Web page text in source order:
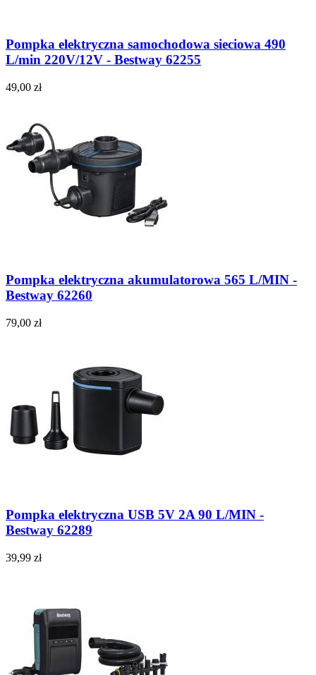
Pompka elektryczna samochodowa sieciowa 490
L/min 220V/12V - Bestway 62255
49,00 zł
Pompka elektryczna akumulatorowa 565 L/MIN -
Bestway 62260
79,00 zł
Pompka elektryczna USB 5V 2A 90 L/MIN -
Bestway 62289
39,99 zł